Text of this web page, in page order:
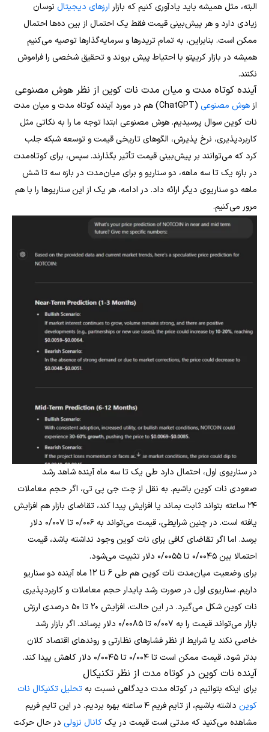
البته، مثل همیشه باید یادآوری کنیم که بازار ارزهای دیجیتال نوسان
زیادی دارد و هر پیش‌بینی قیمت فقط یک احتمال از بین ده‌ها احتمال
ممکن است. بنابراین، به تمام تریدرها و سرمایه‌گذارها توصیه می‌کنیم
همیشه در بازار کریپتو با احتیاط پیش بروند و تحقیق شخصی را فراموش
نکنند.
آینده کوتاه مدت و میان مدت نات کوین از نظر هوش مصنوعی
ازهوش مصنوعی
(ChatGPT) هم در مورد آینده کوتاه مدت و میان مدت
نات کوین سوال پرسیدیم. هوش مصنوعی ابتدا توجه ما را به نکاتی مثل
کاربردپذیری، نرخ پذیرش، الگوهای تاریخی قیمت و توسعه شبکه جلب
کرد که می‌توانند بر پیش‌بینی قیمت تأثیر بگذارند. سپس، برای کوتاه‌مدت
در بازه یک تا سه ماهه، دو سناریو و برای میان‌مدت در بازه سه تا شش
ماهه دو سناریوی دیگر ارائه داد. در ادامه، هر یک از این سناریوها را با هم
مرور می‌کنیم.
در سناریوی اول، احتمال دارد طی یک تا سه ماه آینده شاهد رشد
صعودی نات کوین باشیم. به نقل از چت جی پی تی، اگر حجم معاملات
۲۴ ساعته بتواند ثابت بماند یا افزایش پیدا کند، تقاضای بازار هم افزایش
یافته است. در چنین شرایطی، قیمت می‌تواند به ۰/۰۰۶ تا ۰/۰۰۷ دلار
برسد. اما اگر تقاضای کافی برای نات کوین وجود نداشته باشد، قیمت
احتمالا بین ۰/۰۰۴۵ تا ۰/۰۰۵۵ دلار تثبیت می‌شود.
برای وضعیت میان‌مدت نات کوین هم طی 6 تا 12 ماه آینده دو سناریو
داریم. سناریوی اول در صورت رشد پایدار حجم معاملات و کاربردپذیری
نات کوین شکل می‌گیرد. در این حالت، افزایش ۲۰ تا ۵۰ درصدی ارزش
بازار می‌تواند قیمت را به ۰/۰۰۷ تا ۰/۰۰۸۵ دلار برساند. اگر بازار رشد
خاصی نکند یا شرایط از نظر فشارهای نظارتی و روندهای اقتصاد کلان
بدتر شود، قیمت ممکن است تا ۰/۰۰۴ تا ۰/۰۰۴۵ دلار کاهش پیدا کند.
آینده نات کوین در کوتاه مدت از نظر تکنیکال
برای اینکه بتوانیم در کوتاه مدت دیدگاهی نسبت به تحلیل تکنیکال نات
کوین
داشته باشیم، از تایم فریم ۴ ساعته بهره بردیم. در این تایم فریم
مشاهده می‌کنید که مدتی است قیمت در یک کانال نزولی در حال حرکت